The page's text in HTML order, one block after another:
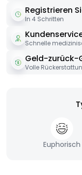
Registrieren
In 4 Schritten
Schnelle
Geld-zurück-
Volle
Euphorisch